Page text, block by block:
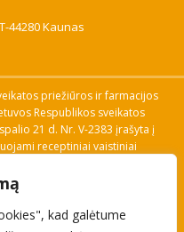
kad galėtume
44280 Kaunas
priežiūros ir farmacijos
Respublikos sveikatos
21 d. Nr. V-2383 įrašyta į
receptiniai vaistiniai
Vaistų ir medicinos
tinklalapis, Sveikatos
pranešimo apie įtariamą